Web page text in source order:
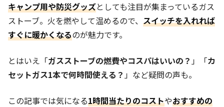
キャンプ用や防災グッズとしても注目が集まっているガス
ストーブ。火を燃やして温めるので、 スイッチを入れれば
すぐに暖かくなるのが魅力です。
とはいえ「ガスストーブの燃費やコスパはいいの？ 」「カ
セットガス1本で何時間使える？ 」など疑問の声も。
この記事では気になる1時間当たりのコストやおすすめの